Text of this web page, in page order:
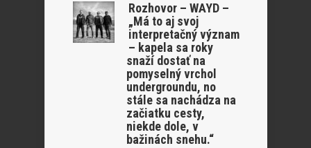
Rozhovor – WAYD –
„Má to aj svoj
interpretačný význam
– kapela sa roky
snaží dostať na
pomyselný vrchol
undergroundu, no
stále sa nachádza na
začiatku cesty,
niekde dole, v
bažinách snehu.“